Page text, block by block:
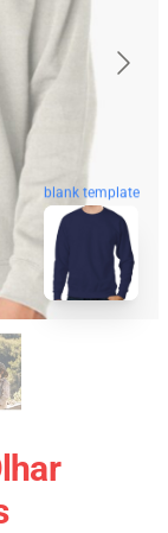
blank template